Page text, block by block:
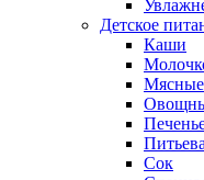
Детское
Каши
Сок